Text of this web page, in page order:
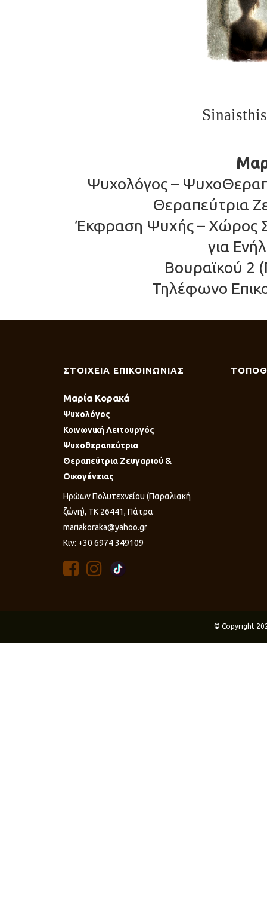
Ψυχολόγος –
Θεραπεύτρια
Έκφραση Ψυχής – Χώρος
για
Βουραϊκού 2
Τηλέφωνο
ΣΤΟΙΧΕΙΑ ΕΠΙΚΟΙΝΩΝΙΑΣ
Μαρία Κορακά
Ψυχολόγος
Κοινωνική Λειτουργός
Ψυχοθεραπεύτρια
Θεραπεύτρια Ζευγαριού &
Οικογένειας
Ηρώων Πολυτεχνείου (Παραλιακή
ζώνη), ΤΚ 26441, Πάτρα
mariakoraka@yahoo.gr
Κιν: +30 6974 349109
© Copyright